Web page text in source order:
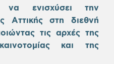
να ενισχύσει την
Αττικής στη διεθνή
τις αρχές της
και της